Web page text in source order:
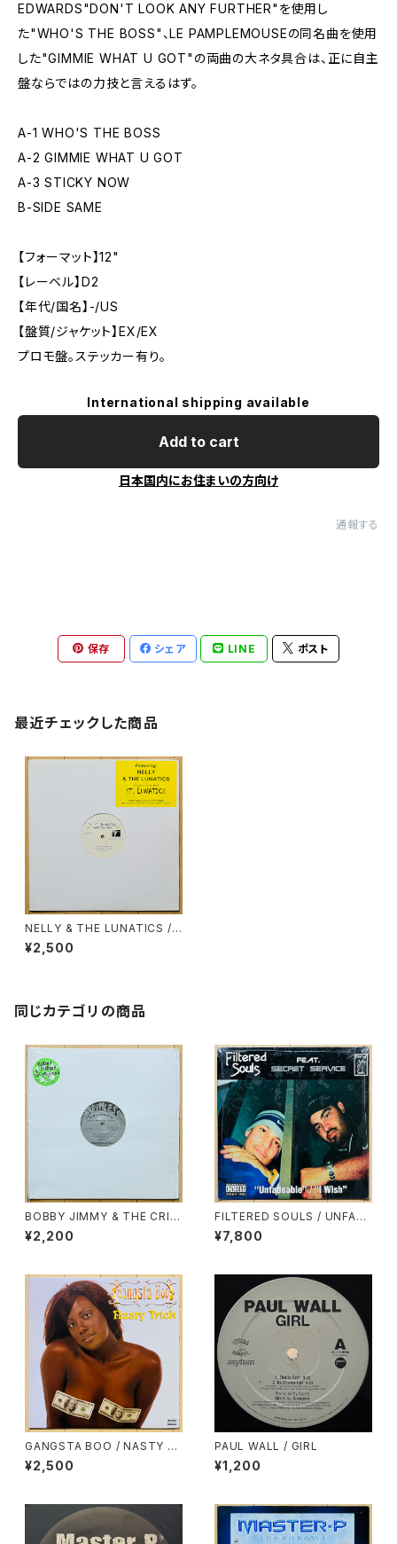
EDWARDS"DON'T LOOK ANY FURTHER"を使用し
た"WHO'S THE BOSS"、LE PAMPLEMOUSEの同名曲を使用
した"GIMMIE WHAT U GOT"の両曲の大ネタ具合は、正に自主
盤ならではの力技と言えるはず。
A-1 WHO'S THE BOSS
A-2 GIMMIE WHAT U GOT
A-3 STICKY NOW
B-SIDE SAME
【フォーマット】12"
【レーベル】D2
【年代/国名】-/US
【盤質/ジャケット】EX/EX
プロモ盤。ステッカー有り。
International shipping available
Add to cart
日本国内にお住まいの方向け
通報する
保存 シェア LINE ポスト
最近チェックした商品
NELLY & THE LUNATICS /
ST. LUNATICS EP
¥2,500
同じカテゴリの商品
BOBBY JIMMY & THE CRIT
TERS / N.Y./L.A. RAPPERS
¥2,200
FILTERED SOULS / UNFADE
ABLE
¥7,800
GANGSTA BOO / NASTY T
RICK
¥2,500
PAUL WALL / GIRL
¥1,200